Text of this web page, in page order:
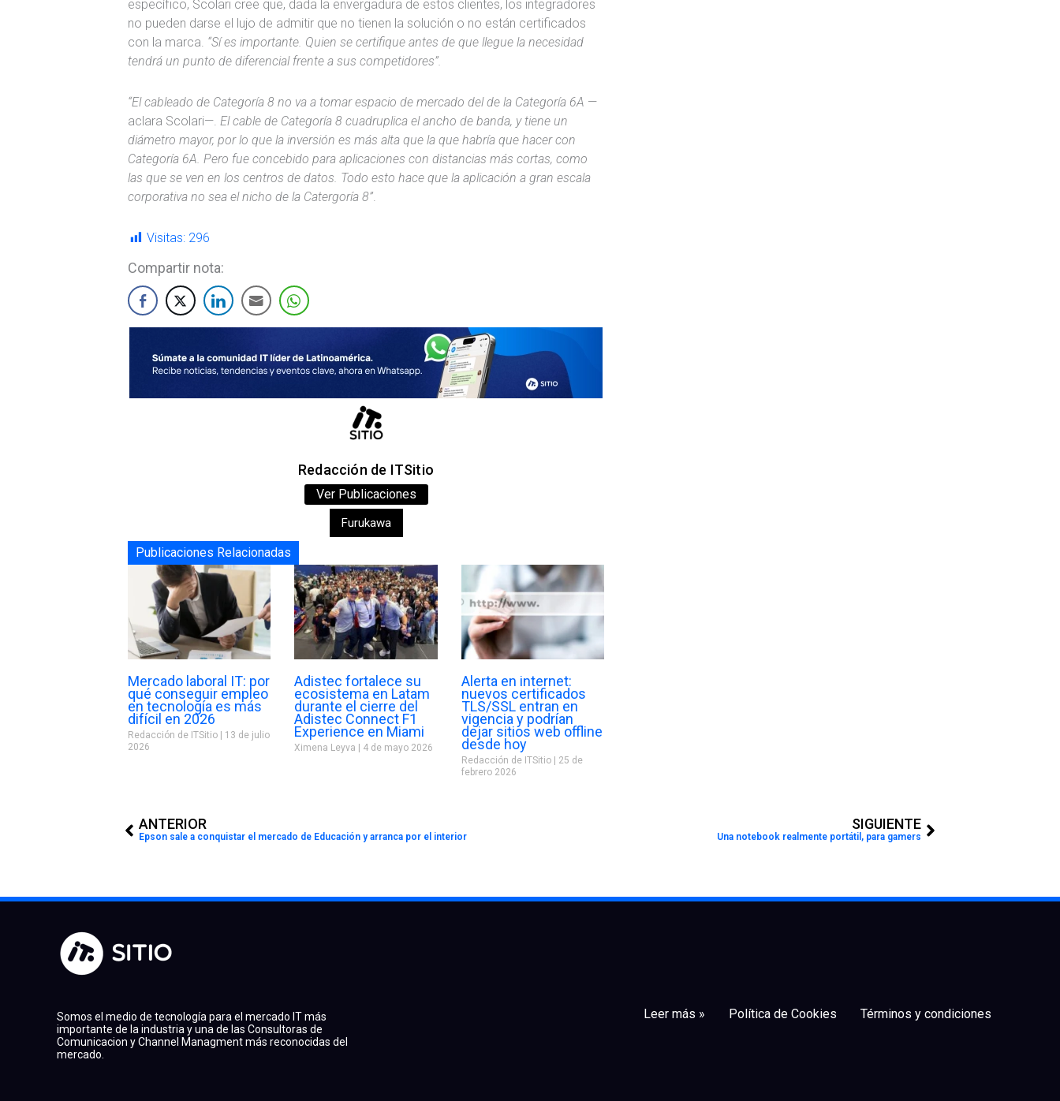
específico, Scolari cree que, dada la envergadura de estos clientes, los integradores
no pueden darse el lujo de admitir que no tienen la solución o no están certificados
con la marca. “Sí es importante. Quien se certifique antes de que llegue la necesidad
tendrá un punto de diferencial frente a sus competidores”.
“El cableado de Categoría 8 no va a tomar espacio de mercado del de la Categoría 6A —
aclara Scolari—. El cable de Categoría 8 cuadruplica el ancho de banda, y tiene un
diámetro mayor, por lo que la inversión es más alta que la que habría que hacer con
Categoría 6A. Pero fue concebido para aplicaciones con distancias más cortas, como
las que se ven en los centros de datos. Todo esto hace que la aplicación a gran escala
corporativa no sea el nicho de la Catergoría 8”.
Visitas: 296
Compartir nota:
Redacción de ITSitio
Ver Publicaciones
Furukawa
Publicaciones Relacionadas
Mercado laboral IT: por
qué conseguir empleo
en tecnología es más
difícil en 2026
Redacción de ITSitio
13 de julio
2026
Adistec fortalece su
ecosistema en Latam
durante el cierre del
Adistec Connect F1
Experience en Miami
Ximena Leyva 4 de mayo 2026
Alerta en internet:
nuevos certificados
TLS/SSL entran en
vigencia y podrían
dejar sitios web offline
desde hoy
Redacción de ITSitio
25 de
febrero 2026
ANTERIOR
Epson sale a conquistar el mercado de Educación y arranca por el interior
SIGUIENTE
Una notebook realmente portátil, para gamers
Somos el medio de tecnología para el mercado IT más
importante de la industria y una de las Consultoras de
Comunicacion y Channel Managment más reconocidas del
mercado.
Leer más » Política de Cookies Términos y condiciones